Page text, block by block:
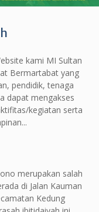
kami MI Sultan
Bermartabat yang
pendidik, tenaga
dapat mengakses
kegiatan serta
merupakan salah
di Jalan Kauman
Kedung